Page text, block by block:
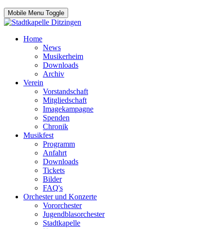
Mobile Menu Toggle
Home
News
Musikerheim
Downloads
Archiv
Verein
Vorstandschaft
Mitgliedschaft
Imagekampagne
Spenden
Chronik
Musikfest
Programm
Anfahrt
Downloads
Tickets
Bilder
FAQ's
Orchester und Konzerte
Vororchester
Jugendblasorchester
Stadtkapelle